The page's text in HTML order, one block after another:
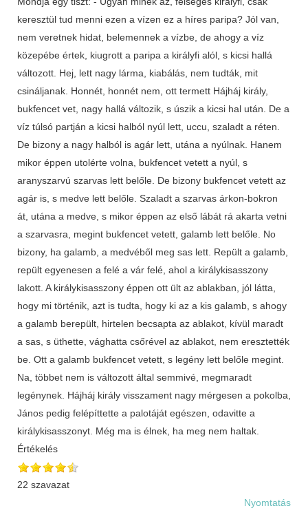
Értékelés
22 szavazat
Nyomtatás